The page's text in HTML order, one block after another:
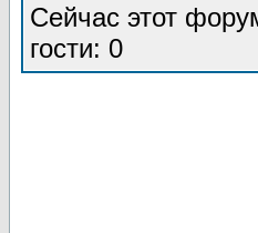
Сейчас этот
гости: 0